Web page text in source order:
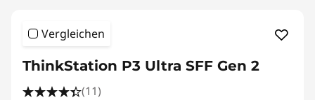
Vergleichen
ThinkStation P3 Ultra SFF Gen 2
(11)